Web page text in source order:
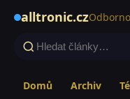
alltronic.cz
Domů Archiv